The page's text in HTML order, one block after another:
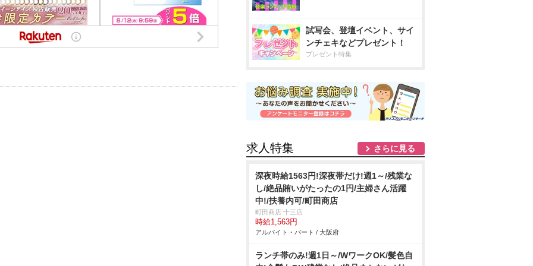
試写会、登壇イベント、サイ
ンチェキなどプレゼント！
プレゼント特集
求人特集 さらに見る
深夜時給1563円!深夜帯だけ!週1～/残業な
し/絶品賄いがたったの1円/主婦さん活躍
中!/扶養内可/町田商店
町田商店 十三店
時給1,563円
アルバイト・パート / 大阪府
ランチ帯のみ!週1日～/WワークOK/髪色自